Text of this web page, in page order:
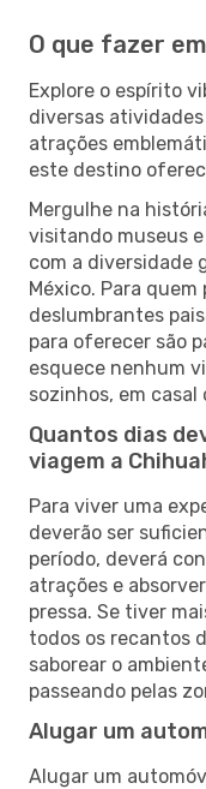
O que fazer
Explore o espírito
diversas
atrações
este destino
Mergulhe na
visitando museus
com a diversidade
México. Para
deslumbrantes
para oferecer são
esquece nenhum
sozinhos, em
Quantos dias
viagem a
Para viver uma
deverão ser
período, deverá
atrações e
pressa. Se tiver
todos os recantos
saborear o
passeando pelas
Alugar um
Alugar um